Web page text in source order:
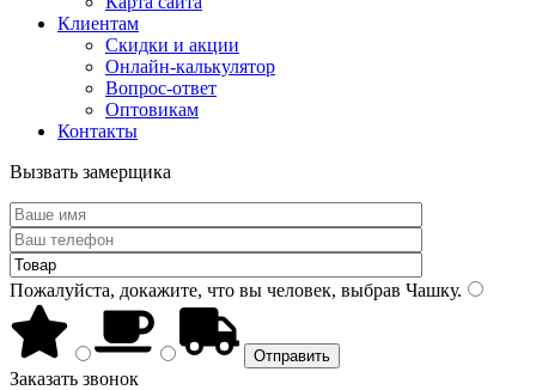
Клиентам
Скидки и акции
Онлайн-калькулятор
Вопрос-ответ
Оптовикам
Контакты
Вызвать замерщика
Пожалуйста, докажите, что вы человек, выбрав Чашку.
Заказать звонок